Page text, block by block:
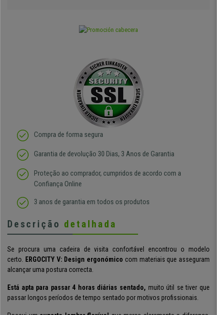
Compra de forma segura
Garantia de devolução 30 Dias, 3 Anos de Garantia
Proteção ao comprador, cumpridos de acordo com a
Confiança Online
3 anos de garantia em todos os produtos
Descrição detalhada
Se procura uma cadeira de visita confortável encontrou o modelo
certo. ERGOCITY V: Design ergonómico com materiais que asseguram
alcançar uma postura correcta.
Está apta para passar 4 horas diárias sentado, muito útil se tiver que
passar longos períodos de tempo sentado por motivos profissionais.